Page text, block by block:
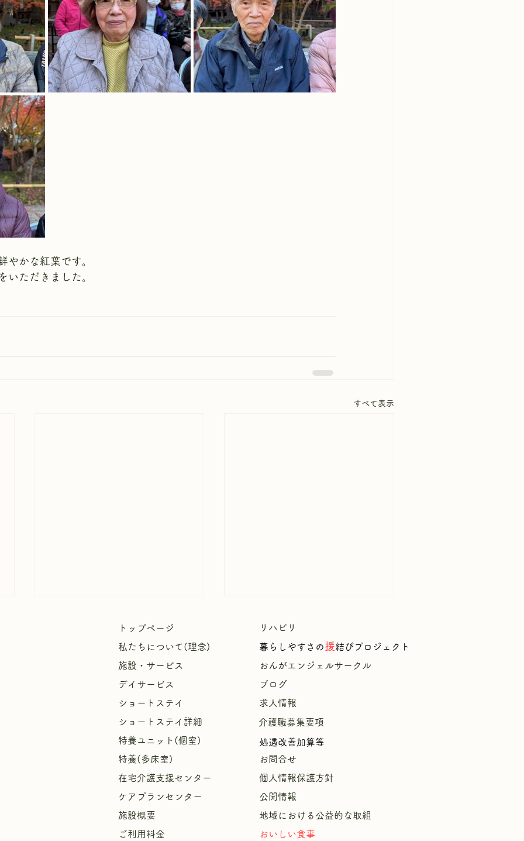
やかな紅葉です。
いただきました。
すべて表示
【中庭にひまわりが咲きまし
トップページ
私たちについて(理念)
施設・サービス
デイサービス
ショートステイ
ショートステイ詳細
特養ユニット(個室)
特養(多床室)
​在宅介護支援センター
ケアプランセンター
施設概要
ご利用料金
リハビリ
暮 らしやすさの援結びプロジェクト
​おんがエンジェルサークル
ブログ
求人情報
お問合せ
個人情報保護方針
公開情報
​地域における公益的な取組
おいしい食事
処遇改善加算等
介護職募集要項